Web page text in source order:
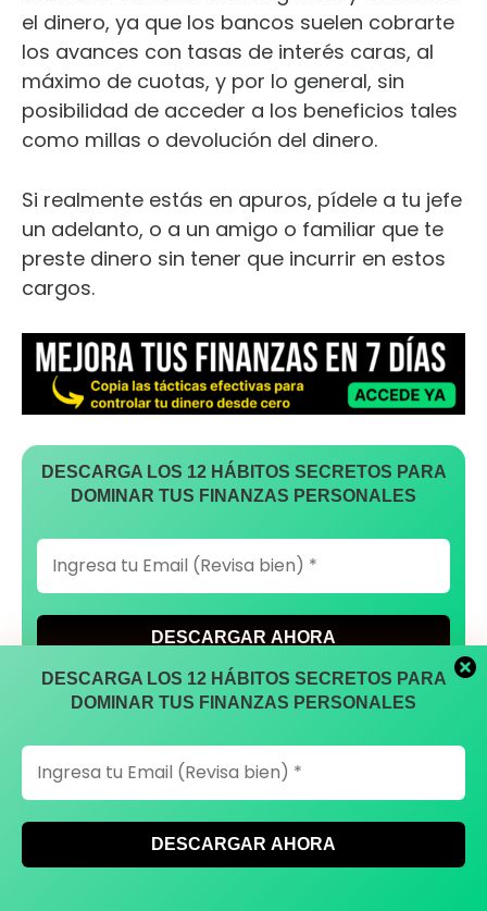
el dinero, ya que los bancos suelen cobrarte
los avances con tasas de interés caras, al
máximo de cuotas, y por lo general, sin
posibilidad de acceder a los beneficios tales
como millas o devolución del dinero.
Si realmente estás en apuros, pídele a tu jefe
un adelanto, o a un amigo o familiar que te
preste dinero sin tener que incurrir en estos
cargos.
DESCARGA LOS 12 HÁBITOS SECRETOS PARA
DOMINAR TUS FINANZAS PERSONALES
DESCARGA LOS 12 HÁBITOS SECRETOS PARA
DOMINAR TUS FINANZAS PERSONALES